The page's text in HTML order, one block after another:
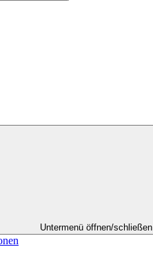
Untermenü öffnen/schließen